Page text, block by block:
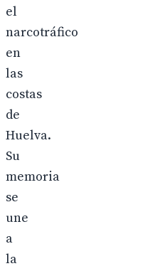
el
narcotráfico
en
las
costas
de
Huelva.
Su
memoria
se
une
a
la